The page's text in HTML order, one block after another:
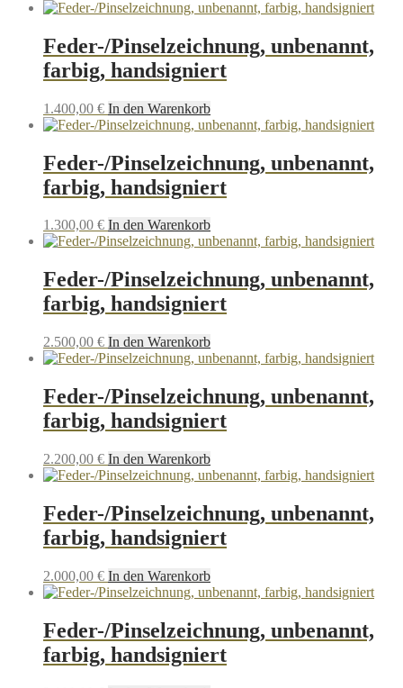
Feder-/Pinselzeichnung, unbenannt,
farbig, handsigniert
1.400,00 € In den Warenkorb
Feder-/Pinselzeichnung, unbenannt,
farbig, handsigniert
1.300,00 € In den Warenkorb
Feder-/Pinselzeichnung, unbenannt,
farbig, handsigniert
2.500,00 € In den Warenkorb
Feder-/Pinselzeichnung, unbenannt,
farbig, handsigniert
2.200,00 € In den Warenkorb
Feder-/Pinselzeichnung, unbenannt,
farbig, handsigniert
2.000,00 € In den Warenkorb
Feder-/Pinselzeichnung, unbenannt,
farbig, handsigniert